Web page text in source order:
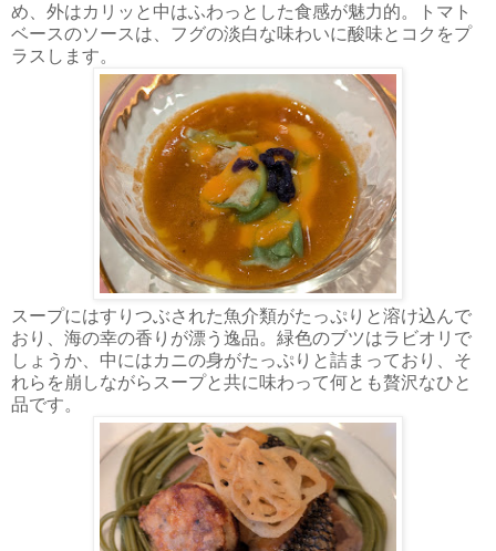
め、外はカリッと中はふわっとした食感が魅力的。トマト
ベースのソースは、フグの淡白な味わいに酸味とコクをプ
ラスします。
スープにはすりつぶされた魚介類がたっぷりと溶け込んで
おり、海の幸の香りが漂う逸品。緑色のブツはラビオリで
しょうか、中にはカニの身がたっぷりと詰まっており、そ
れらを崩しながらスープと共に味わって何とも贅沢なひと
品です。